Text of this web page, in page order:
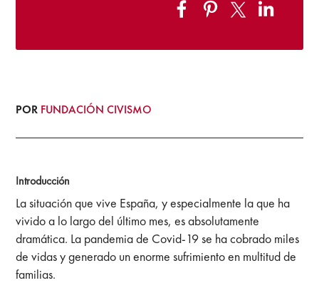
POR FUNDACIÓN CIVISMO
Introducción
La situación que vive España, y especialmente la que ha
vivido a lo largo del último mes, es absolutamente
dramática. La pandemia de Covid-19 se ha cobrado miles
de vidas y generado un enorme sufrimiento en multitud de
familias.